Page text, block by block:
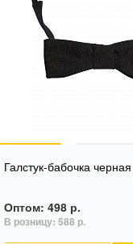
Галстук-бабочка черная
Оптом: 498 р.
В розницу: 588 р.